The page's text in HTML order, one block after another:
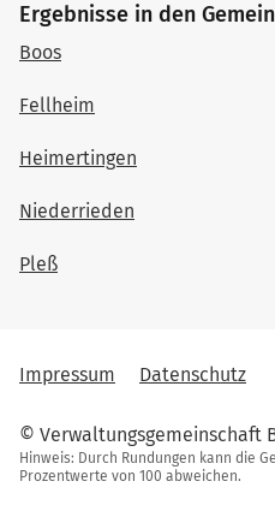
Ergebnisse in den
Boos
Fellheim
Heimertingen
Niederrieden
Pleß
Impressum Datenschutz
© Verwaltungsgemeinschaft
Hinweis: Durch Rundungen kann die
Prozentwerte von 100 abweichen.